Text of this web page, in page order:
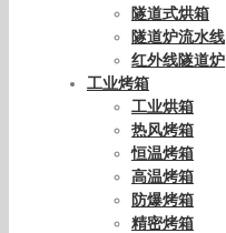
隧道式烘箱
隧道炉流水线
红外线隧道炉
工业烤箱
工业烘箱
热风烤箱
恒温烤箱
高温烤箱
防爆烤箱
精密烤箱